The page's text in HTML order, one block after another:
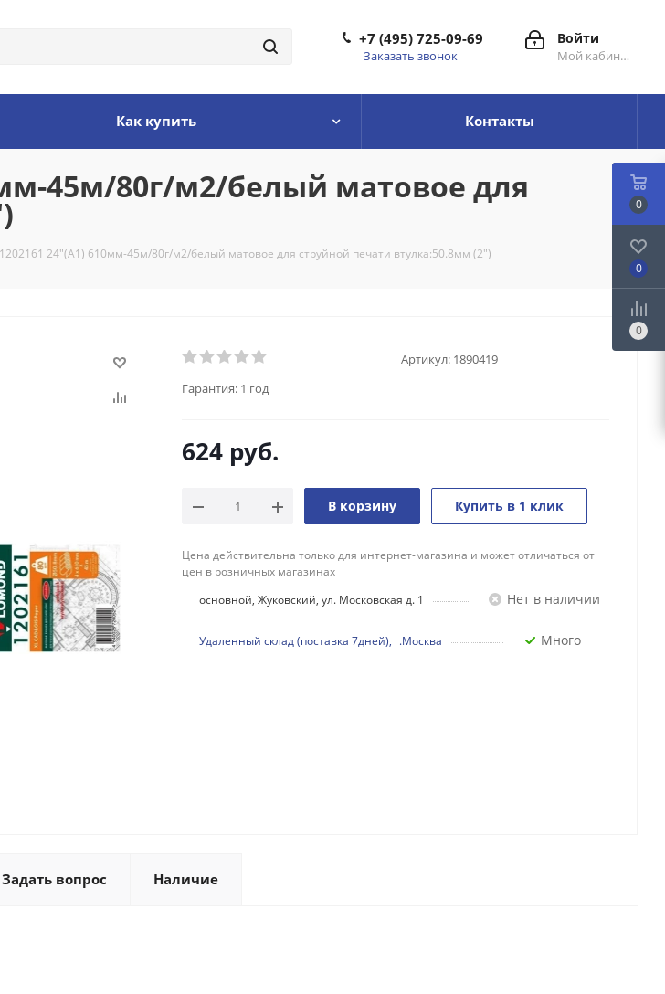
Войти
Мой кабинет
+7 (495) 725-09-69
Заказать звонок
Как купить Контакты
45м/80г/м2/белый матовое для
24"(A1) 610мм-45м/80г/м2/белый матовое для струйной печати втулка:50.8мм (2")
Артикул: 1890419
Гарантия: 1 год
624 руб.
В корзину Купить в 1 клик
Цена действительна только для интернет-магазина и может отличаться от
цен в розничных магазинах
основной, Жуковский, ул. Московская д. 1
Нет в наличии
Удаленный склад (поставка 7дней), г.Москва Много
Задать вопрос Наличие
0
0
0